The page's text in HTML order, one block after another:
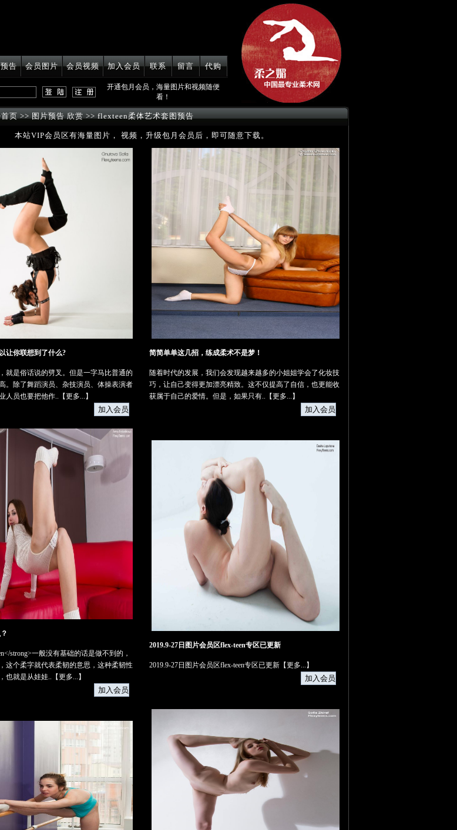
告 会员图片 会员视频 加入会员 联系 留言 代购
开通包月会员，海量图片和视频随便
看！
首页 >> 图片预告 欣赏 >> flexteen柔体艺术套图预告
本站VIP会员区有海量图片， 视频，升级包月会员后，即可随意下载。
让你联想到了什么?
就是俗话说的劈叉。但是一字马比普通的
。除了舞蹈演员、杂技演员、体操表演者
人员也要把他作..【更多... 】
简简单单这几招，练成柔术不是梦！
随着时代的发展，我们会发现越来越多的小姐姐学会了化妆技
巧，让自己变得更加漂亮精致。这不仅提高了自信，也更能收
获属于自己的爱情。但是，如果只有..【更多... 】
strong>一般没有基础的话是做不到的，
这个柔字就代表柔韧的意思，这种柔韧性
也就是从娃娃..【更多... 】
2019.9-27日图片会员区flex-teen专区已更新
2019.9-27日图片会员区flex-teen专区已更新【更多... 】